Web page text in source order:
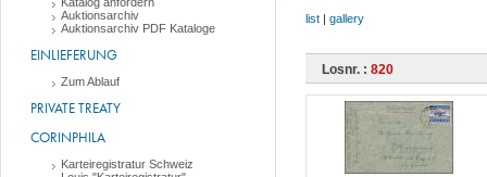
Auktionsarchiv
Auktionsarchiv PDF Kataloge
EINLIEFERUNG
Zum Ablauf
PRIVATE TREATY
CORINPHILA
Karteiregistratur Schweiz
list | gallery
Losnr. : 820